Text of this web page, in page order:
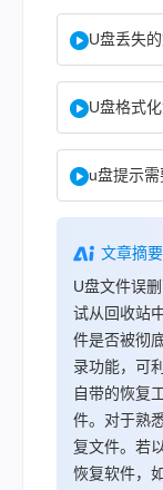
U盘丢失
U盘格式
u盘提示
文章摘要
U盘文件误
试从回收站
件是否被彻
录功能，可
自带的恢复
件。对于熟
复文件。若
恢复软件，